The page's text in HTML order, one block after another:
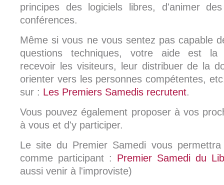
principes des logiciels libres, d'animer
conférences.
Même si vous ne vous sentez pas capable
questions techniques, votre aide est la
recevoir les visiteurs, leur distribuer de la
orienter vers les personnes compétentes,
sur : Les Premiers Samedis recrutent.
Vous pouvez également proposer à vos
à vous et d'y participer.
Le site du Premier Samedi vous
comme participant : Premier Samedi du
aussi venir à l'improviste)